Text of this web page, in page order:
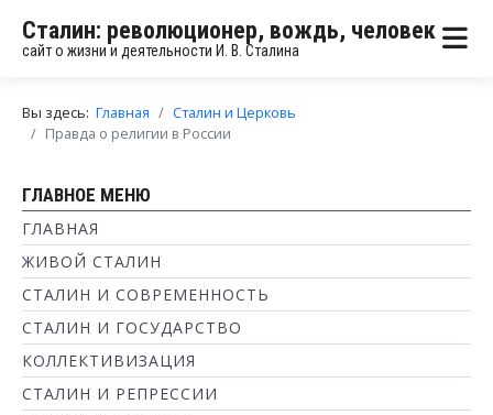
Сталин: революционер, вождь, человек
сайт о жизни и деятельности И. В. Сталина
Вы здесь: Главная
Сталин и Церковь
Правда о религии в России
ГЛАВНОЕ МЕНЮ
ГЛАВНАЯ
ЖИВОЙ СТАЛИН
СТАЛИН И СОВРЕМЕННОСТЬ
СТАЛИН И ГОСУДАРСТВО
КОЛЛЕКТИВИЗАЦИЯ
СТАЛИН И РЕПРЕССИИ